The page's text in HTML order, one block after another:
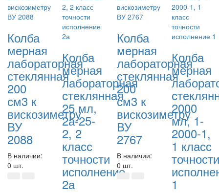
Колба
мерная
лабораторная
стеклянная
200
см3 к
вискозиметру
ВУ
2088
В наличии:
0 шт.
Колба
мерная
лабораторная
стеклянная
25 мл,
2а-25-
2, 2
класс
точности
исполнение
2а
Колба
мерная
лабораторная
стеклянная
200
см3 к
вискозиметру
ВУ
2767
В наличии:
0 шт.
Колба
мерная
2000
мл, 1-
2000-1,
1 класс
точности
1